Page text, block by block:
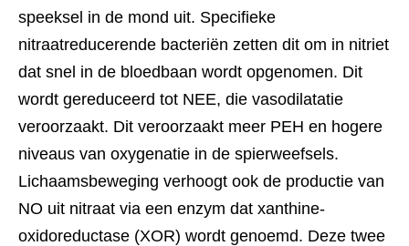
speeksel in de mond uit. Specifieke
nitraatreducerende bacteriën zetten dit om in nitriet
dat snel in de bloedbaan wordt opgenomen. Dit
wordt gereduceerd tot NEE, die vasodilatatie
veroorzaakt. Dit veroorzaakt meer PEH en hogere
niveaus van oxygenatie in de spierweefsels.
Lichaamsbeweging verhoogt ook de productie van
NO uit nitraat via een enzym dat xanthine-
oxidoreductase (XOR) wordt genoemd. Deze twee